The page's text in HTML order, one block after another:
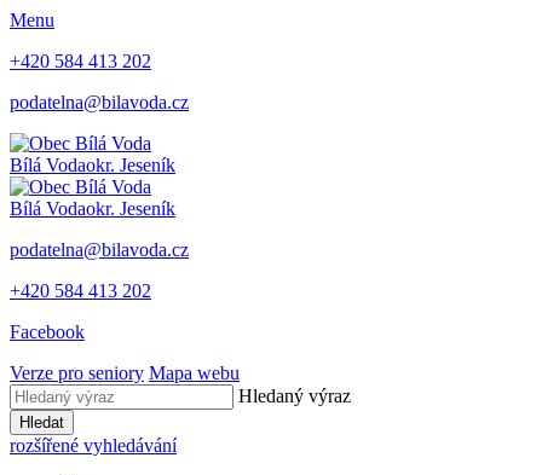
Menu
+420 584 413 202
podatelna@bilavoda.cz
Bílá Vodaokr. Jeseník
Bílá Vodaokr. Jeseník
podatelna@bilavoda.cz
+420 584 413 202
Facebook
Verze pro seniory Mapa webu
Hledaný výraz
Hledat
rozšířené vyhledávání